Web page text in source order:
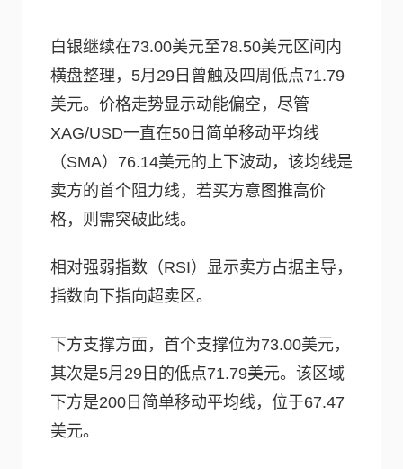
白银继续在73.00美元至78.50美元区间内
横盘整理，5月29日曾触及四周低点71.79
美元。价格走势显示动能偏空，尽管
XAG/USD一直在50日简单移动平均线
（SMA）76.14美元的上下波动，该均线是
卖方的首个阻力线，若买方意图推高价
格，则需突破此线。
相对强弱指数（RSI）显示卖方占据主导，
指数向下指向超卖区。
下方支撑方面，首个支撑位为73.00美元，
其次是5月29日的低点71.79美元。该区域
下方是200日简单移动平均线，位于67.47
美元。